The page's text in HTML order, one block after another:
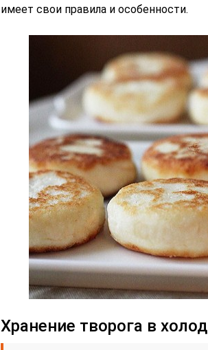
имеет свои правила и особенности.
Хранение творога в